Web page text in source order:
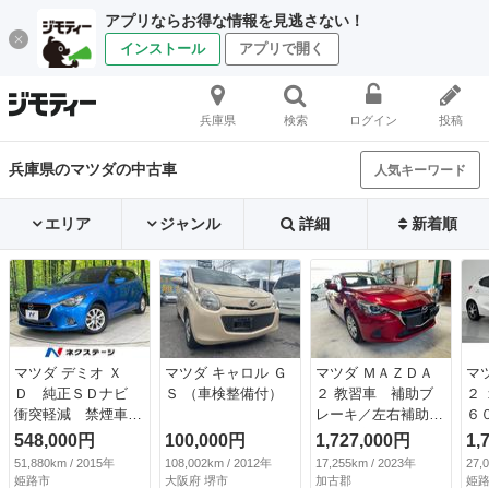
アプリならお得な情報を見逃さない！
インストール アプリで開く
兵庫県 検索 ログイン 投稿
兵庫県のマツダの中古車 人気キーワード
エリア ジャンル 詳細 新着順
マツダ デミオ Ｘ
Ｄ 純正ＳＤナビ
衝突軽減 禁煙車
ドラレコ スマート
キー 純正１５イン
チアルミ Ｂｌｕｅ
548,000円
51,880km / 2015年
姫路市
マツダ キャロル Ｇ
Ｓ （車検整備付）
100,000円
108,002km / 2012年
大阪府 堺市
マツダ ＭＡＺＤＡ
２ 教習車 補助ブ
レーキ／左右補助ミ
ラー／室内Ｗミラー
／補助メーター／Ｅ
ＴＣ付き／プッシュ
1,727,000円
17,255km / 2023年
加古郡
マ
２
６
ッ
ビ
ロ
姫